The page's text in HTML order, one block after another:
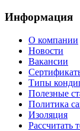
Информация
О компании
Новости
Вакансии
Типы
Полезные
Политика
Изоляция
Рассчитать